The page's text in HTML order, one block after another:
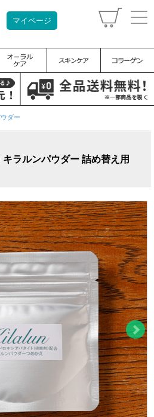
マイページ
ダー
ラルンパウダー 詰め替え用